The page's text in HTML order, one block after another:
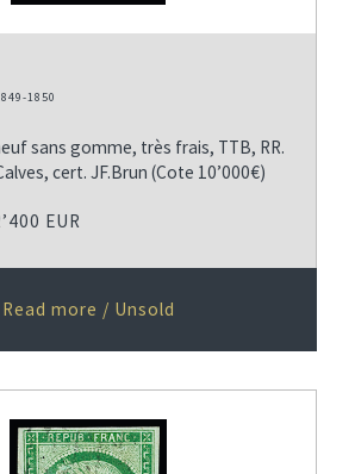
1850
sans gomme, très frais, TTB, RR.
cert. JF.Brun (Cote 10’000€)
EUR
Read more / Unsold